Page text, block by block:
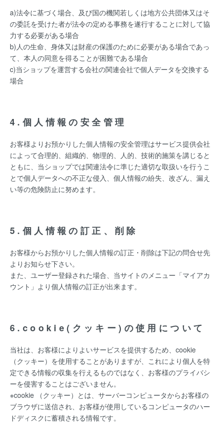
a)法令に基づく場合、及び国の機関若しくは地方公共団体又はそ
の委託を受けた者が法令の定める事務を遂行することに対して協
力する必要がある場合
b)人の生命、身体又は財産の保護のために必要がある場合であっ
て、本人の同意を得ることが困難である場合
c)当ショップを運営する会社の関連会社で個人データを交換する
場合
4.個人情報の安全管理
お客様よりお預かりした個人情報の安全管理はサービス提供会社
によって合理的、組織的、物理的、人的、技術的施策を講じると
ともに、当ショップでは関連法令に準じた適切な取扱いを行うこ
とで個人データへの不正な侵入、個人情報の紛失、改ざん、漏え
い等の危険防止に努めます。
5.個人情報の訂正、削除
お客様からお預かりした個人情報の訂正・削除は下記の問合せ先
よりお知らせ下さい。
また、ユーザー登録された場合、当サイトのメニュー「マイアカ
ウント」より個人情報の訂正が出来ます。
6.cookie(クッキー)の使用について
当社は、お客様によりよいサービスを提供するため、cookie
（クッキー）を使用することがありますが、これにより個人を特
定できる情報の収集を行えるものではなく、お客様のプライバシ
ーを侵害することはございません。
※cookie （クッキー）とは、サーバーコンピュータからお客様の
ブラウザに送信され、お客様が使用しているコンピュータのハー
ドディスクに蓄積される情報です。